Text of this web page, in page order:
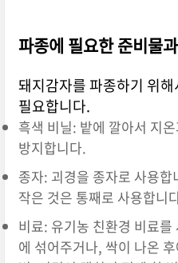
파종에 필요한 준비물
돼지감자를 파종하기 위
필요합니다.
흑색 비닐: 밭에 깔아서 지
방지합니다.
종자: 괴경을 종자로 사용
작은 것은 통째로 사용합니
비료: 유기농 친환경 비료
에 섞어주거나, 싹이 나온